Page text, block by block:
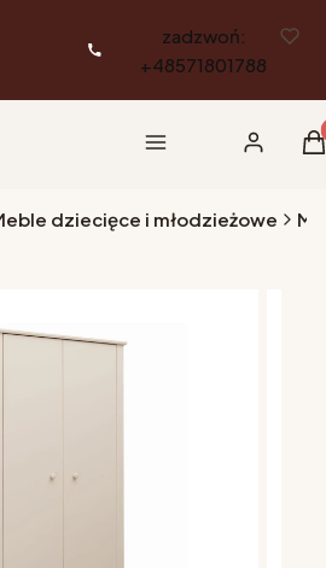
zadzwoń:
+48571801788
Menu Zaloguj się
dziecięce i młodzieżowe